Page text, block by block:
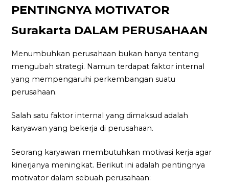
PENTINGNYA MOTIVATOR
Surakarta DALAM PERUSAHAAN
Menumbuhkan perusahaan bukan hanya tentang
mengubah strategi. Namun terdapat faktor internal
yang mempengaruhi perkembangan suatu
perusahaan.
Salah satu faktor internal yang dimaksud adalah
karyawan yang bekerja di perusahaan.
Seorang karyawan membutuhkan motivasi kerja agar
kinerjanya meningkat. Berikut ini adalah pentingnya
motivator dalam sebuah perusahaan: